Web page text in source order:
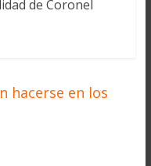
de Coronel
hacerse en los